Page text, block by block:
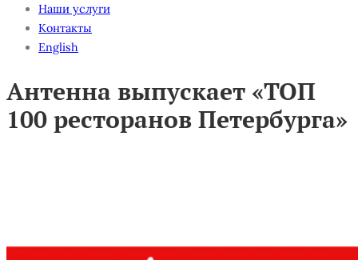
Наши услуги
Контакты
English
Антенна выпускает «ТОП
100 ресторанов Петербурга»